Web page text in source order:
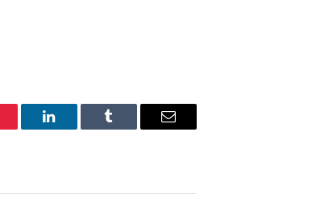
LinkedIn Tumblr Email